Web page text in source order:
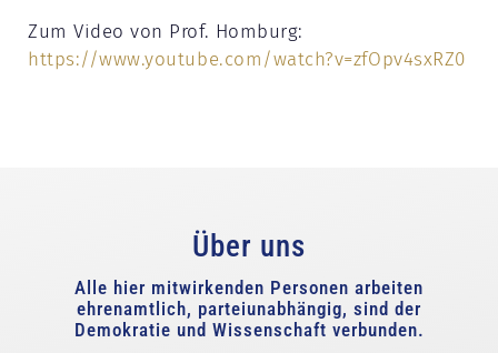
Zum Video von Prof. Homburg:
https://www.youtube.com/watch?v=zfOpv4sxRZ0
Über uns
Alle hier mitwirkenden Personen arbeiten
ehrenamtlich, parteiunabhängig, sind der
Demokratie und Wissenschaft verbunden.